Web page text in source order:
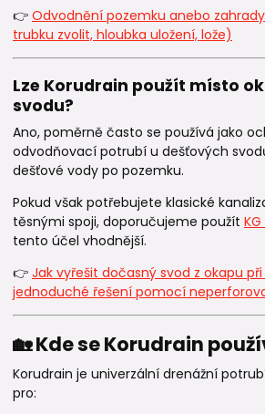
👉 Odvodnění pozemku anebo
trubku zvolit, hloubka uložení, lože)
Lze Korudrain použít místo
svodu?
Ano, poměrně často se používá jako
odvodňovací potrubí u dešťových
dešťové vody po pozemku.
Pokud však potřebujete klasické
těsnými spoji, doporučujeme použít
tento účel vhodnější.
👉 Jak vyřešit dočasný svod z okapu
jednoduché řešení pomocí
🏡 Kde se Korudrain
Korudrain je univerzální drenážní
pro: